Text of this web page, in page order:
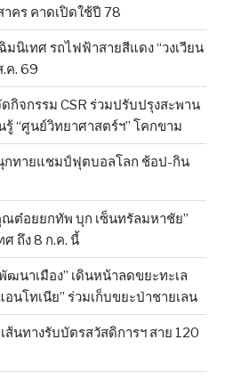
คร คาดเปิดใช้ปี 78
นิเทศ รถไฟฟ้าสายสีแดง “วงเวียน
ค. 69
กิจกรรม CSR ร่วมปรับปรุงสะพาน
“ศูนย์วิทยาศาสตร์ฯ” โคกขาม
กทายแชมป์ฟุตบอลโลก ช้อป-กิน
ต๋อยยกทัพ บุก เซ็นทรัลมหาชัย”
ศ ถึง 8 ก.ค. นี้
นาเมือง” เดินหน้าลดขยะทะเล
นโทเนีย” ร่วมเก็บขยะป่าชายเลน
ส้นทางรับบัตรสวัสดิการฯ สาย 120